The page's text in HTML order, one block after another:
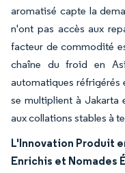
aromatisé capte la
n'ont pas accès aux
facteur de commodité
chaîne du froid en
automatiques réfrigérés
se multiplient à Jakarta
aux collations stables à
L'Innovation Produit
Enrichis et Nomades